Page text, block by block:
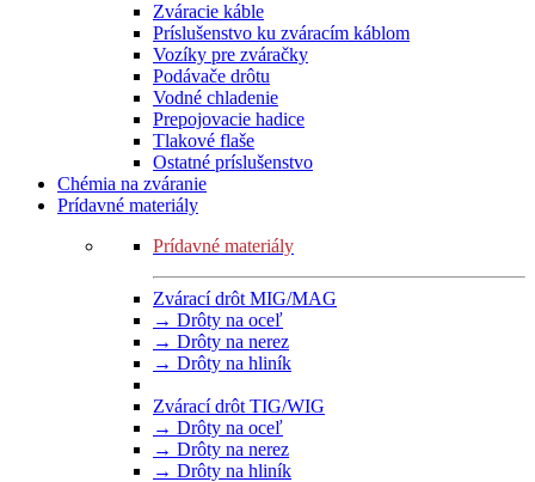
Zváracie káble
Príslušenstvo ku zváracím káblom
Vozíky pre zváračky
Podávače drôtu
Vodné chladenie
Prepojovacie hadice
Tlakové flaše
Ostatné príslušenstvo
Chémia na zváranie
Prídavné materiály
Prídavné materiály
Zvárací drôt MIG/MAG
→ Drôty na oceľ
→ Drôty na nerez
→ Drôty na hliník
Zvárací drôt TIG/WIG
→ Drôty na oceľ
→ Drôty na nerez
→ Drôty na hliník